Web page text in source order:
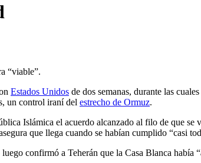
“viable”.
Estados Unidos de dos semanas, durante las
un control iraní del estrecho de Ormuz.
Islámica el acuerdo alcanzado al filo de que se
que llega cuando se habían cumplido “casi
confirmó a Teherán que la Casa Blanca había